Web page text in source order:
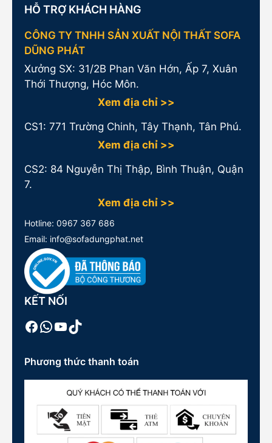
HỖ TRỢ KHÁCH HÀNG
CÔNG TY TNHH SẢN XUẤT NỘI THẤT SOFA
DŨNG PHÁT
Xưởng SX: 31/2B Phan Văn Hớn, Ấp 7, Xuân
Thới Thượng, Hóc Môn.
Xem địa chỉ >>
CS1: 771 Trường Chinh, Tây Thạnh, Tân Phú.
Xem địa chỉ >>
CS2: 84 Nguyễn Thị Thập, Bình Thuận, Quận
7.
Xem địa chỉ >>
Hotline: 0967 367 686
Email: info@sofadungphat.net
KẾT NỐI
Facebook
WhatsApp
Youtube
TikTok
Phương thức thanh toán